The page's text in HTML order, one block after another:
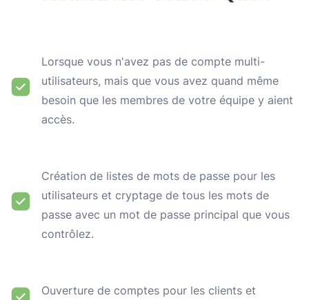
Lorsque vous n'avez pas de compte multi-
utilisateurs, mais que vous avez quand même
besoin que les membres de votre équipe y aient
accès.
Création de listes de mots de passe pour les
utilisateurs et cryptage de tous les mots de
passe avec un mot de passe principal que vous
contrôlez.
Ouverture de comptes pour les clients et